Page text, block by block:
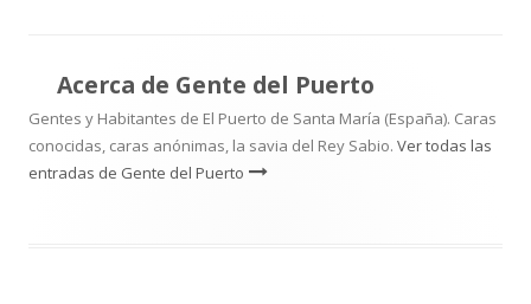
Acerca de Gente del Puerto
Gentes y Habitantes de El Puerto de Santa María (España). Caras
conocidas, caras anónimas, la savia del Rey Sabio. Ver todas las
entradas de Gente del Puerto